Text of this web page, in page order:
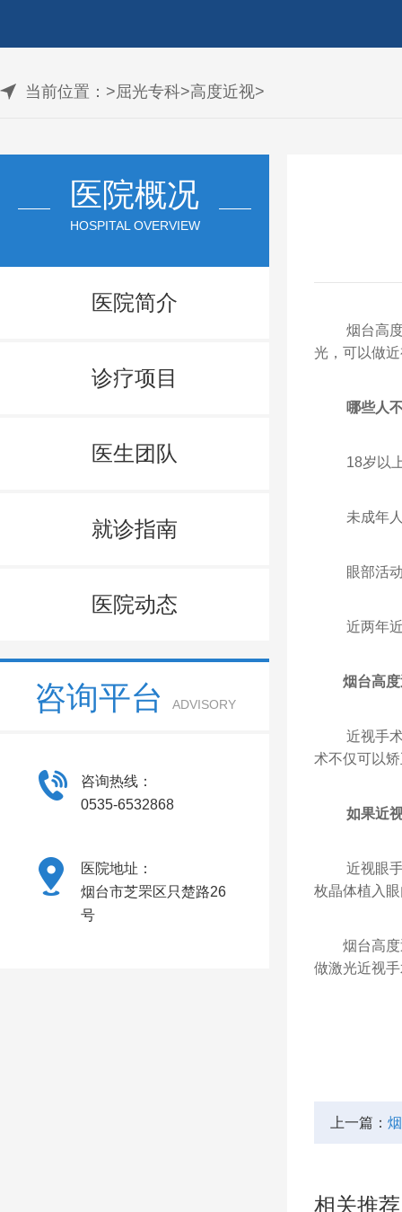
当前位置： >屈光专科>高度近视>
医院概况
HOSPITAL OVERVIEW
医院简介
诊疗项目
医生团队
就诊指南
医院动态
咨询平台 ADVISORY
咨询热线：
0535-6532868
医院地址：
烟台市芝罘区只楚路26
号
烟台高
光，可以做
哪些人
18岁以上，
未成年人
眼部活动性
近两年近
烟台高
近视手术只
术不仅可以
如果近
近视眼手术
枚晶体植入
烟台高度近
做激光近视
上一篇：
相关推荐